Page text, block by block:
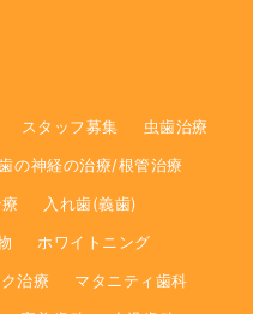
スタッフ募集 虫歯治療
の神経の治療/根管治療
入れ歯(義歯)
ホワイトニング
治療 マタニティ歯科